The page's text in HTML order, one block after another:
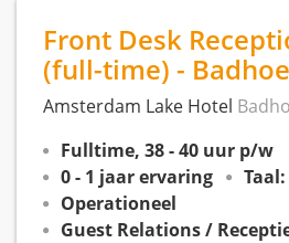
Front Desk
(full-time) -
Amsterdam Lake Hotel
Fulltime, 38 - 40 uur p/w
0 - 1 jaar ervaring
Operationeel
Guest Relations /